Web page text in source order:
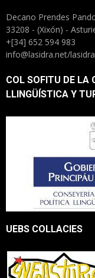
Decano Prendes
33208 - (Xixón) -
+[34] 652 594 983
info@lasidra.net/lasidra
COL SOFITU DE LA
LLINGÜÍSTICA Y
UEBS COLLACIES